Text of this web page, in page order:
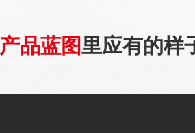
产品蓝图里应有的样